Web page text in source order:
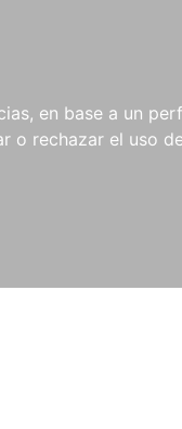
en base a un
o rechazar el uso
NOVEDADES